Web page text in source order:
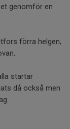
genomför en
förra helgen,
startar
då också men